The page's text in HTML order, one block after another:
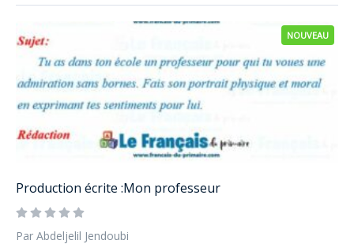
NOUVEAU
Production écrite :Mon professeur
Par Abdeljelil Jendoubi